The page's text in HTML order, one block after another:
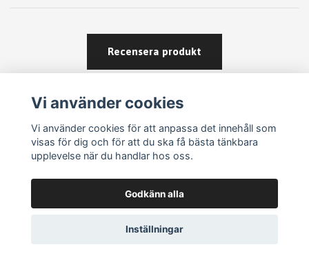
Recensera produkt
Om köp och returer
Vi använder cookies
Vi använder cookies för att anpassa det innehåll som
visas för dig och för att du ska få bästa tänkbara
upplevelse när du handlar hos oss.
Godkänn alla
Inställningar